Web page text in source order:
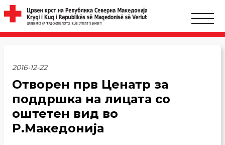
2016-12-22
Отворен прв Ценатр за
поддршка на лицата со
оштетен вид во
Р.Македонија